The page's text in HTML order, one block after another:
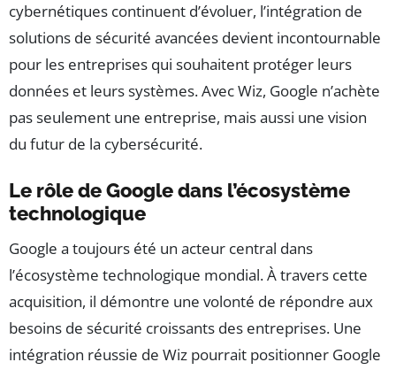
cybernétiques continuent d’évoluer, l’intégration de
solutions de sécurité avancées devient incontournable
pour les entreprises qui souhaitent protéger leurs
données et leurs systèmes. Avec Wiz, Google n’achète
pas seulement une entreprise, mais aussi une vision
du futur de la cybersécurité.
Le rôle de Google dans l’écosystème
technologique
Google a toujours été un acteur central dans
l’écosystème technologique mondial. À travers cette
acquisition, il démontre une volonté de répondre aux
besoins de sécurité croissants des entreprises. Une
intégration réussie de Wiz pourrait positionner Google